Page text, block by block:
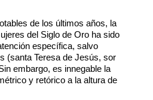
de los últimos años, la
del Siglo de Oro ha sido
específica, salvo
(santa Teresa de Jesús, sor
embargo, es innegable la
y retórico a la altura de